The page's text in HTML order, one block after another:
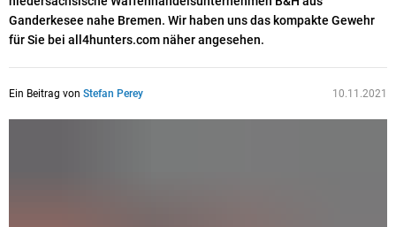
Ganderkesee nahe Bremen. Wir haben uns das kompakte Gewehr
für Sie bei all4hunters.com näher angesehen.
Ein Beitrag von Stefan Perey 10.11.2021